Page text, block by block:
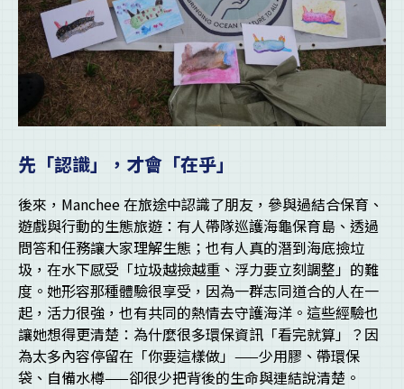
先「認識」，才會「在乎」
後來，Manchee 在旅途中認識了朋友，參與過結合保育、
遊戲與行動的生態旅遊：有人帶隊巡護海龜保育島、透過
問答和任務讓大家理解生態；也有人真的潛到海底撿垃
圾，在水下感受「垃圾越撿越重、浮力要立刻調整」的難
度。她形容那種體驗很享受，因為一群志同道合的人在一
起，活力很強，也有共同的熱情去守護海洋。這些經驗也
讓她想得更清楚：為什麼很多環保資訊「看完就算」？因
為太多內容停留在「你要這樣做」——少用膠、帶環保
袋、自備水樽——卻很少把背後的生命與連結說清楚。